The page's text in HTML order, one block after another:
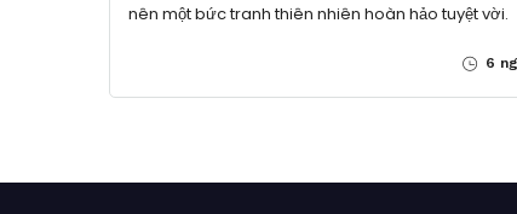
nên một bức tranh thiên nhiên hoàn hảo tuyệt vời.
6